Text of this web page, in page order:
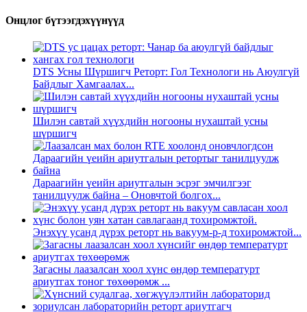
Онцлог бүтээгдэхүүнүүд
DTS Усны Шүршигч Реторт: Гол Технологи нь Аюулгүй
Байдлыг Хамгаалах...
Шилэн савтай хүүхдийн ногооны нухаштай усны
шүршигч
Дараагийн үеийн ариутгалын эсрэг эмчилгээг
танилцуулж байна – Оновчтой болгох...
Энэхүү усанд дүрэх реторт нь вакуум-p-д тохиромжтой...
Загасны лаазалсан хоол хүнс өндөр температурт
ариутгах тоног төхөөрөмж ...